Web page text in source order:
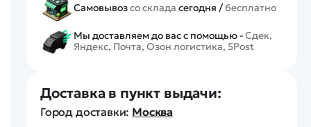
Самовывозсо склада сегодня /бесплатно
Мы доставляем до вас с помощью -Сдек,
Яндекс, Почта, Озон логистика, 5Post
Доставка в пункт выдачи:
Город доставки: Москва